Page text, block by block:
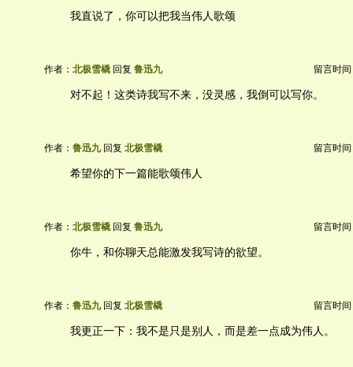
我直说了，你可以把我当伟人歌颂
作者： 北极雪橇 回复 鲁迅九 留言时间
对不起！这类诗我写不来，没灵感，我倒可以写你。
作者： 鲁迅九回复 北极雪橇 留言时间
希望你的下一篇能歌颂伟人
作者： 北极雪橇 回复 鲁迅九 留言时间
你牛，和你聊天总能激发我写诗的欲望。
作者： 鲁迅九回复 北极雪橇 留言时间
我更正一下：我不是只是别人，而是差一点成为伟人。